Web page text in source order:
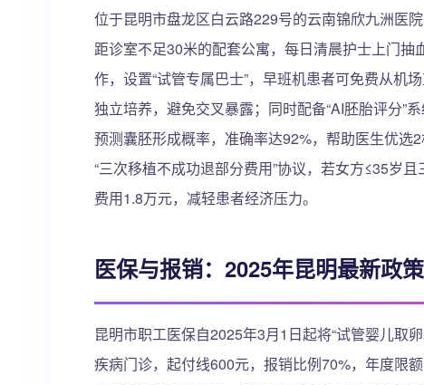
位于昆明市盘龙区白云路229号的云南锦欣九洲医
距诊室不足30米的配套公寓，每日清晨护士上门
作，设置“试管专属巴士”，早班机患者可免费从机
独立培养，避免交叉暴露；同时配备“AI胚胎评分”
预测囊胚形成概率，准确率达92%，帮助医生优
“三次移植不成功退部分费用”协议，若女方≤35岁
费用1.8万元，减轻患者经济压力。
医保与报销：2025年昆明最新政策
昆明市职工医保自2025年3月1日起将“试管婴儿取
疾病门诊，起付线600元，报销比例70%，年度限